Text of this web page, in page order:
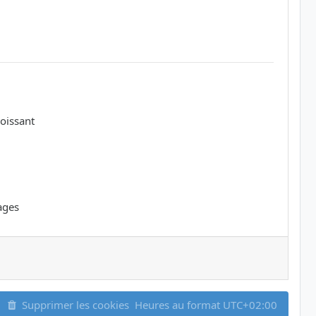
Supprimer les cookies Heures au format UTC+02:00